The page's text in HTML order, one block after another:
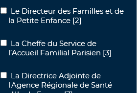
Le Directeur des Familles et de la
Le Directeur des Familles et de
la Petite Enfance [2]
La Cheffe du Service de l’Accueil
La Cheffe du Service de
l’Accueil Familial Parisien [3]
La Directrice Adjointe de l'Agence
La Directrice Adjointe de
l'Agence Régionale de Santé